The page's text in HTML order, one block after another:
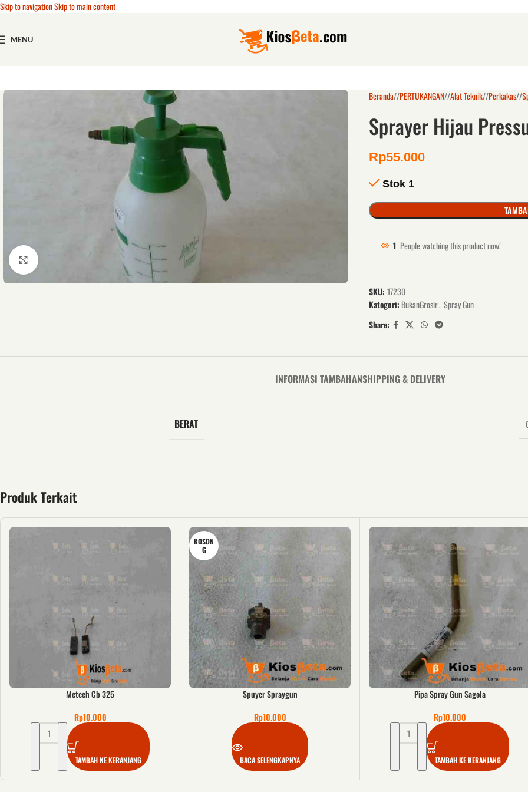
Skip to navigationSkip to main content
MENU
Click to enlarge
Beranda/ PERTUKANGAN/ Alat Teknik/ Perkakas/
Sprayer Hijau
Rp55.000
Stok 1
1 People watching this product now!
SKU: 17230
Kategori: BukanGrosir, Spray Gun
Share:
INFORMASI TAMBAHANSHIPPING & DELIVERY
BERAT
Produk Terkait
Mctech Cb 325
Rp10.000
TAMBAH KE KERANJANG
KOSON
G
Spuyer Spraygun
Rp10.000
BACA SELENGKAPNYA
Pipa Spray Gun Sagola
Rp10.000
TAMBAH KE KERANJANG